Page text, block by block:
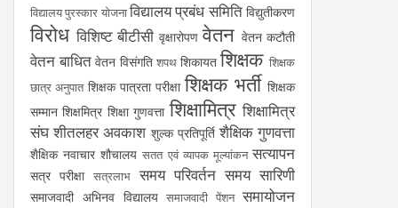
विद्यालय पुरस्कार योजनाविद्यालय प्रबंध समिति विद्युतीकरण
विरोध विशिष्ट बीटीसी वृक्षारोपण वेतन वेतन कटौती
वेतन बाधित वेतन विसंगति शपथ शिकायत शिक्षक शिक्षक
छात्र अनुपात शिक्षक पात्रता परीक्षा शिक्षक भर्ती शिक्षक
सम्मान शिक्षमित्र शिक्षा गुणवत्ता शिक्षामित्र शिक्षामित्र
संघ शीतलहर अवकाश शुल्क प्रतिपूर्ति शैक्षिक गुणवत्ता
शैक्षिक नवाचार शौचालय सतत एवं व्यापक मूल्यांकन सत्यापन
सत्र परीक्षा सत्रलाभ समय परिवर्तन समय सारिणी
समाजवादी अभिनव विद्यालय समाजवादी पेंशन समायोजन